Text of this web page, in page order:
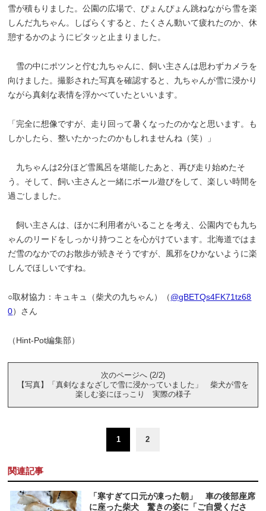
雪が積もりました。公園の広場で、ぴょんぴょん跳ねながら雪を楽
しんだ九ちゃん。しばらくすると、たくさん動いて疲れたのか、休
憩するかのようにピタッと止まりました。
雪の中にポツンと佇む九ちゃんに、飼い主さんは思わずカメラを
向けました。撮影された写真を確認すると、九ちゃんが雪に浸かり
ながら真剣な表情を浮かべていたといいます。
「完全に想像ですが、走り回って暑くなったのかなと思います。も
しかしたら、整いたかったのかもしれませんね（笑）」
九ちゃんは2分ほど雪風呂を堪能したあと、再び走り始めたそ
う。そして、飼い主さんと一緒にボール遊びをして、楽しい時間を
過ごしました。
飼い主さんは、ほかに利用者がいることを考え、公園内でも九ち
ゃんのリードをしっかり持つことを心がけています。北海道ではま
だ雪のなかでのお散歩が続きそうですが、風邪をひかないように楽
しんでほしいですね。
○取材協力：キュキュ（柴犬の九ちゃん）（@gBETQs4FK71tz68
0）さん
（Hint-Pot編集部）
次のページへ (2/2)
【写真】「真剣なまなざしで雪に浸かっていました」 柴犬が雪を
楽しむ姿にほっこり 実際の様子
1 2
関連記事
「寒すぎて口元が凍った朝」 車の後部座席
に座った柴犬 驚きの姿に「ご自愛くださ